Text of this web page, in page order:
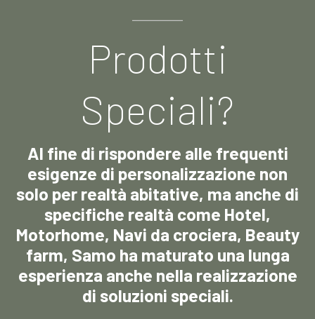
Prodotti
Speciali?
Al fine di rispondere alle frequenti
esigenze di personalizzazione non
solo per realtà abitative, ma anche di
specifiche realtà come Hotel,
Motorhome, Navi da crociera, Beauty
farm, Samo ha maturato una lunga
esperienza anche nella realizzazione
di soluzioni speciali.